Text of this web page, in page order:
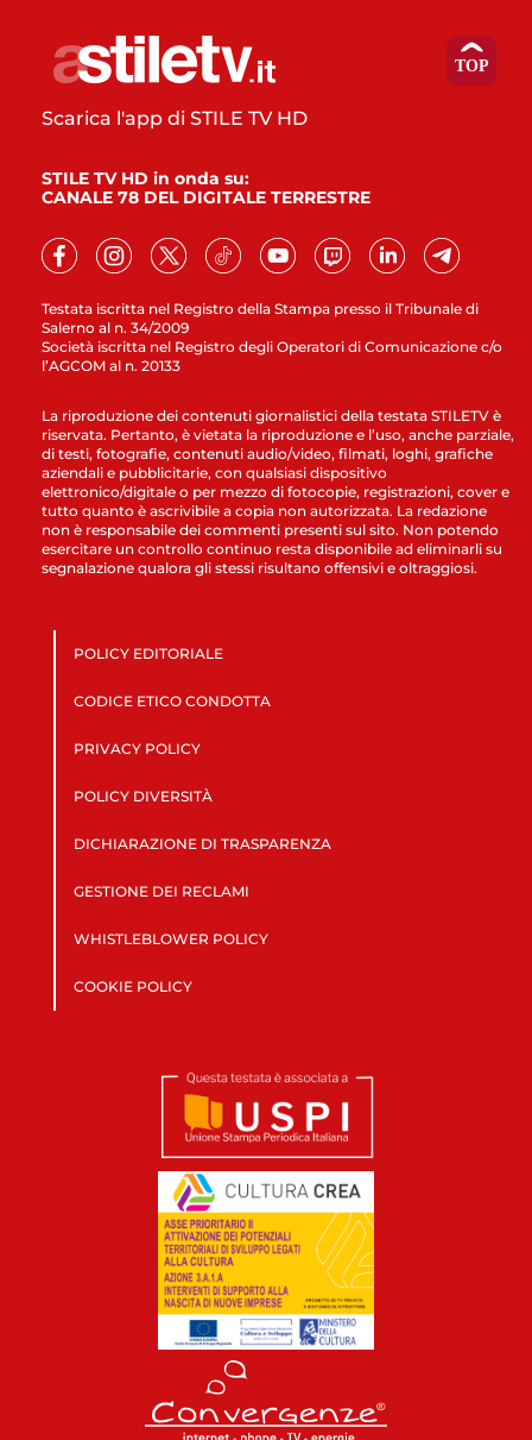
Testata iscritta nel Registro della Stampa presso il Tribunale di
Salerno al n. 34/2009
Società iscritta nel Registro degli Operatori di Comunicazione c/o
l’AGCOM al n. 20133
Scarica l'app di STILE TV HD
STILE TV HD in onda su:
CANALE 78 DEL DIGITALE TERRESTRE
La riproduzione dei contenuti giornalistici della testata STILETV è
riservata. Pertanto, è vietata la riproduzione e l’uso, anche parziale,
di testi, fotografie, contenuti audio/video, filmati, loghi, grafiche
aziendali e pubblicitarie, con qualsiasi dispositivo
elettronico/digitale o per mezzo di fotocopie, registrazioni, cover e
tutto quanto è ascrivibile a copia non autorizzata. La redazione
non è responsabile dei commenti presenti sul sito. Non potendo
esercitare un controllo continuo resta disponibile ad eliminarli su
segnalazione qualora gli stessi risultano offensivi e oltraggiosi.
POLICY EDITORIALE
CODICE ETICO CONDOTTA
PRIVACY POLICY
POLICY DIVERSITÀ
DICHIARAZIONE DI TRASPARENZA
GESTIONE DEI RECLAMI
WHISTLEBLOWER POLICY
COOKIE POLICY